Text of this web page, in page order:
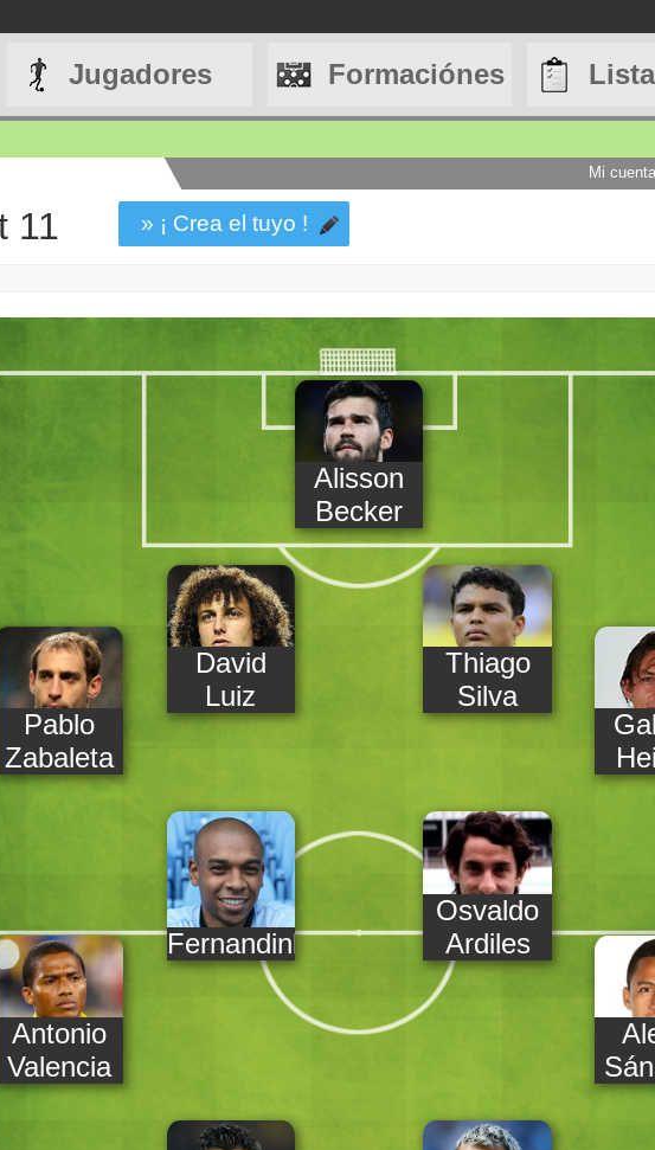
Jugadores Formaciónes
Mi
11 » ¡ Crea el tuyo !
Alisson
Becker
Pablo
Zabaleta
David
Luiz
Thiago
Silva
Fernandinho
Osvaldo
Ardiles
Antonio
Valencia